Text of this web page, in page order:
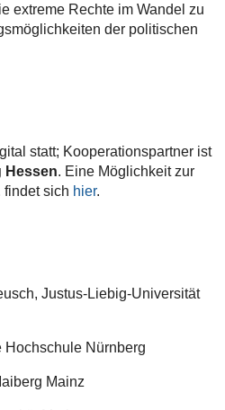
extreme Rechte im Wandel zu
der politischen
statt; Kooperationspartner ist
Hessen. Eine Möglichkeit zur
findet sich hier.
Justus-Liebig-Universität
Hochschule Nürnberg
Mainz